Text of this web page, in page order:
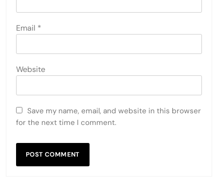
Email *
Website
Save my name, email, and website in this browser
for the next time I comment.